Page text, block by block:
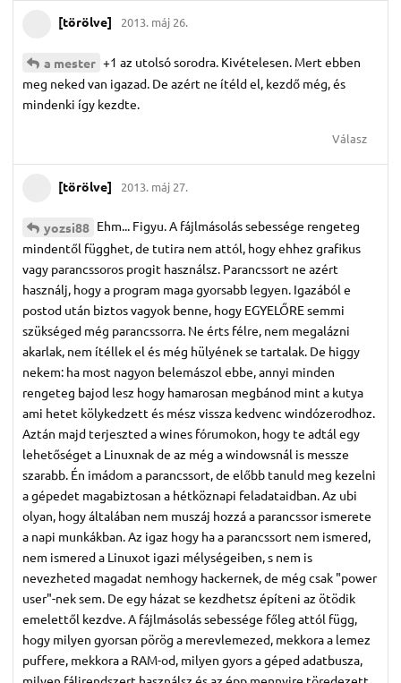
[törölve] 2013. máj 26.
a mester +1 az utolsó sorodra. Kivételesen. Mert ebben
meg neked van igazad. De azért ne ítéld el, kezdő még, és
mindenki így kezdte.
Válasz
[törölve] 2013. máj 27.
yozsi88 Ehm... Figyu. A fájlmásolás sebessége rengeteg
mindentől függhet, de tutira nem attól, hogy ehhez grafikus
vagy parancssoros progit használsz. Parancssort ne azért
használj, hogy a program maga gyorsabb legyen. Igazából e
postod után biztos vagyok benne, hogy EGYELŐRE semmi
szükséged még parancssorra. Ne érts félre, nem megalázni
akarlak, nem ítéllek el és még hülyének se tartalak. De higgy
nekem: ha most nagyon belemászol ebbe, annyi minden
rengeteg bajod lesz hogy hamarosan megbánod mint a kutya
ami hetet kölykedzett és mész vissza kedvenc windózerodhoz.
Aztán majd terjeszted a wines fórumokon, hogy te adtál egy
lehetőséget a Linuxnak de az még a windowsnál is messze
szarabb. Én imádom a parancssort, de előbb tanuld meg kezelni
a gépedet magabiztosan a hétköznapi feladataidban. Az ubi
olyan, hogy általában nem muszáj hozzá a parancssor ismerete
a napi munkákban. Az igaz hogy ha a parancssort nem ismered,
nem ismered a Linuxot igazi mélységeiben, s nem is
nevezheted magadat nemhogy hackernek, de még csak "power
user"-nek sem. De egy házat se kezdhetsz építeni az ötödik
emelettől kezdve. A fájlmásolás sebessége főleg attól függ,
hogy milyen gyorsan pörög a merevlemezed, mekkora a lemez
puffere, mekkora a RAM-od, milyen gyors a géped adatbusza,